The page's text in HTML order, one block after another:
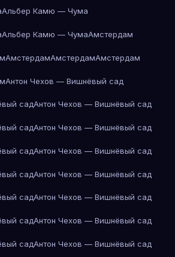
Альбер Камю — Чума
Альбер Камю — ЧумаАмстердам
АмстердамАмстердамАмстердам
Антон Чехов — Вишнёвый сад
садАнтон Чехов — Вишнёвый сад
садАнтон Чехов — Вишнёвый сад
садАнтон Чехов — Вишнёвый сад
садАнтон Чехов — Вишнёвый сад
садАнтон Чехов — Вишнёвый сад
садАнтон Чехов — Вишнёвый сад
садАнтон Чехов — Вишнёвый сад